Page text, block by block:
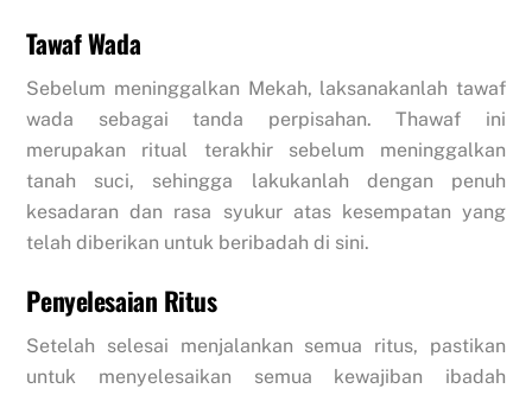
Tawaf Wada
Sebelum meninggalkan Mekah, laksanakanlah tawaf
wada sebagai tanda perpisahan. Thawaf ini
merupakan ritual terakhir sebelum meninggalkan
tanah suci, sehingga lakukanlah dengan penuh
kesadaran dan rasa syukur atas kesempatan yang
telah diberikan untuk beribadah di sini.
Penyelesaian Ritus
Setelah selesai menjalankan semua ritus, pastikan
untuk menyelesaikan semua kewajiban ibadah